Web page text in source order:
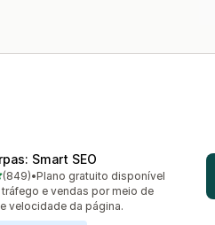
Smart SEO
5 estrelas
(849) ao todo
•Plano gratuito disponível
tráfego e vendas por meio de
velocidade da página.